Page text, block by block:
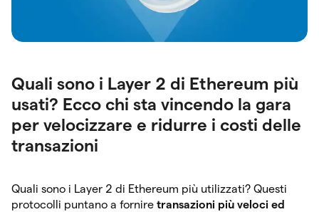
Quali sono i Layer 2 di Ethereum più
usati? Ecco chi sta vincendo la gara
per velocizzare e ridurre i costi delle
transazioni
Quali sono i Layer 2 di Ethereum più utilizzati? Questi
protocolli puntano a fornire transazioni più veloci ed